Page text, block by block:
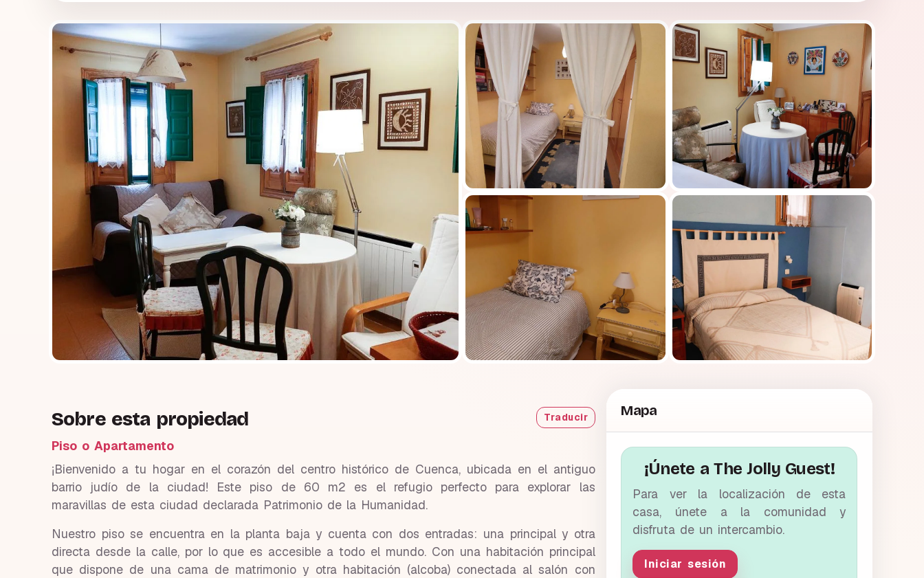
Sobre esta propiedad
Piso o Apartamento
Traducir
¡Bienvenido a tu hogar en el corazón del centro histórico de Cuenca, ubicada en el antiguo
barrio judío de la ciudad! Este piso de 60 m2 es el refugio perfecto para explorar las
maravillas de esta ciudad declarada Patrimonio de la Humanidad.
Nuestro piso se encuentra en la planta baja y cuenta con dos entradas: una principal y otra
directa desde la calle, por lo que es accesible a todo el mundo. Con una habitación principal
que dispone de una cama de matrimonio y otra habitación (alcoba) conectada al salón con
Mapa
¡Únete a The Jolly Guest!
Para ver la localización de esta
casa, únete a la comunidad y
disfruta de un intercambio.
Iniciar sesión